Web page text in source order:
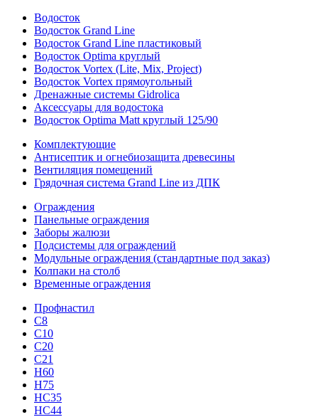
Водосток
Водосток Grand Line
Водосток Grand Line пластиковый
Водосток Optima круглый
Водосток Vortex (Lite, Mix, Project)
Водосток Vortex прямоугольный
Дренажные системы Gidrolica
Аксессуары для водостока
Водосток Optima Matt круглый 125/90
Комплектующие
Антисептик и огнебиозащита древесины
Вентиляция помещений
Грядочная система Grand Line из ДПК
Ограждения
Панельные ограждения
Заборы жалюзи
Подсистемы для ограждений
Модульные ограждения (стандартные под заказ)
Колпаки на столб
Временные ограждения
Профнастил
С8
С10
С20
С21
H60
H75
HС35
НС44